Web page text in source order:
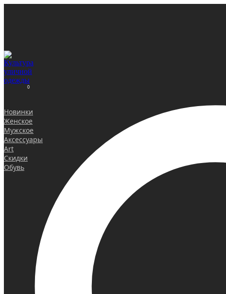
0
Новинки
Женское
Мужское
Аксессуары
Art
Скидки
Обувь